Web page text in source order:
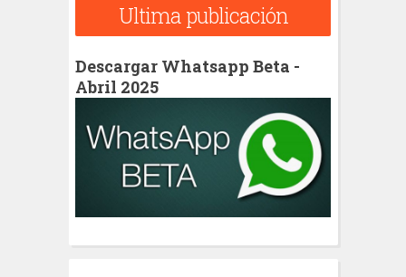
Ultima publicación
Descargar Whatsapp Beta -
Abril 2025